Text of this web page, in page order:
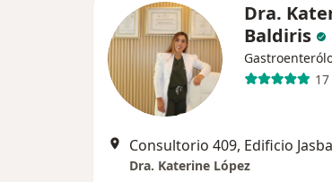
Dra.
Baldiris
Dra. Katerine López